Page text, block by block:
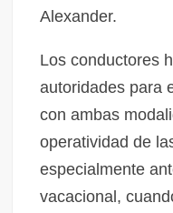
Alexander.
Los conductores
autoridades para
con ambas
operatividad de
especialmente
vacacional,